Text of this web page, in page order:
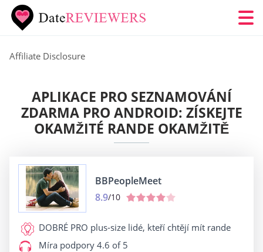
Affiliate Disclosure
APLIKACE PRO SEZNAMOVÁNÍ
ZDARMA PRO ANDROID: ZÍSKEJTE
OKAMŽITÉ RANDE OKAMŽITĚ
BBPeopleMeet
8.9/10
DOBRÉ PRO plus-size lidé, kteří chtějí mít rande
Míra podpory 4.6 of 5